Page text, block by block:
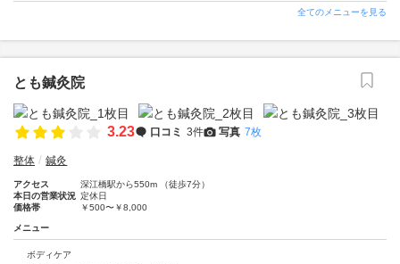
全てのメニューを見る
とも鍼灸院
3.23 口コミ 3件 写真 7枚
整体 鍼灸
アクセス
深江橋駅から550m （徒歩7分）
本日の営業状況 定休日
価格帯
￥500〜￥8,000
メニュー
ボディケア